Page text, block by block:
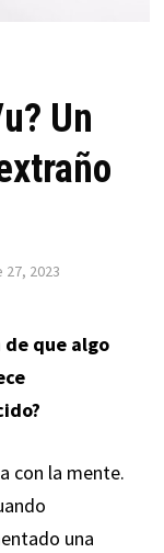
Un
2023
de que algo
con la mente.
una